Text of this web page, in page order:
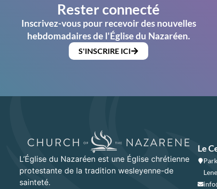
Rester connecté
Inscrivez-vous pour recevoir des nouvelles
hebdomadaires de l'Église du Nazaréen.
S'INSCRIRE ICI
L’Église du Nazaréen est une Église chrétienne
protestante de la tradition wesleyenne-de
sainteté.
Le